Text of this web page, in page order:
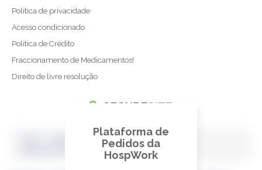
Política de privacidade
Acesso condicionado
Política de Crédito
Fraccionamento de Medicamentos!
Direito de livre resolução
Medicamentos de Uso Humano ›
Injectáveis de grande volume
Plataforma de
Pedidos da
HospWork